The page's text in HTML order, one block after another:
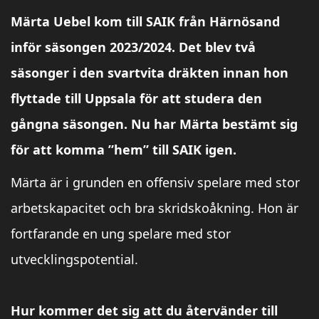
Märta Uebel kom till SAIK från Härnösand
inför säsongen 2023/2024. Det blev två
säsonger i den svartvita dräkten innan hon
flyttade till Uppsala för att studera den
gångna säsongen. Nu har Märta bestämt sig
för att komma ”hem” till SAIK igen.
Märta är i grunden en offensiv spelare med stor
arbetskapacitet och bra skridskoåkning. Hon är
fortfarande en ung spelare med stor
utvecklingspotential.
Hur kommer det sig att du återvänder till